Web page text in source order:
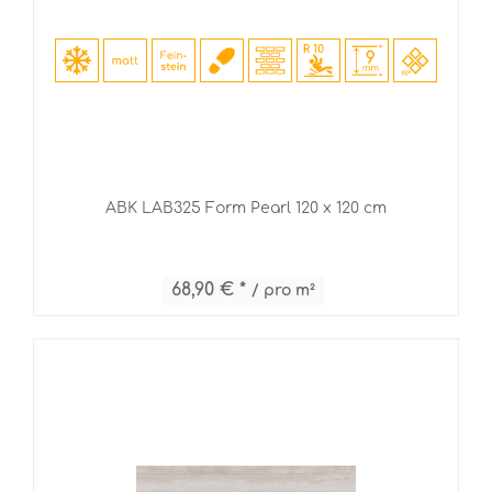
ABK LAB325 Form Pearl 120 x 120 cm
68,90 € * / pro m²